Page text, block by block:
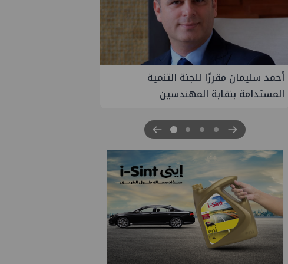
PMS تنهي أعمال إنزال الخطوط البحرية
الثلاث بمشروع المرحلة الرابعة لتنمية حقل
سيناء للبترول